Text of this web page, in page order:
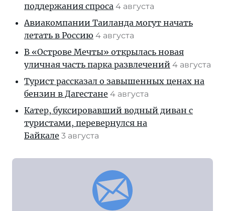
поддержания спроса 4 августа
Авиакомпании Таиланда могут начать
летать в Россию 4 августа
В «Острове Мечты» открылась новая
уличная часть парка развлечений 4 августа
Турист рассказал о завышенных ценах на
бензин в Дагестане 4 августа
Катер, буксировавший водный диван с
туристами, перевернулся на
Байкале 3 августа